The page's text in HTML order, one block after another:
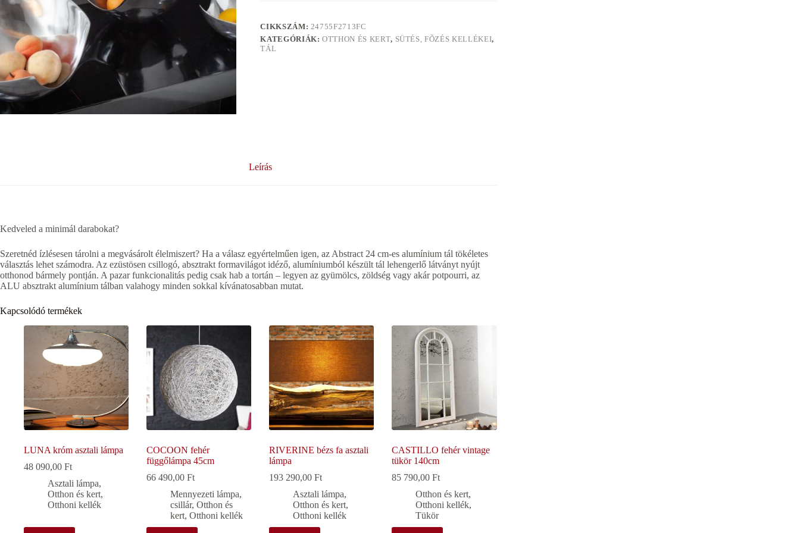
CIKKSZÁM: 24755F2713FC
KATEGÓRIÁK:OTTHON ÉS KERT, SÜTÉS, FÕZÉS KELLÉKEI,
TÁL
Leírás
Kedveled a minimál darabokat?
Szeretnéd ízlésesen tárolni a megvásárolt élelmiszert? Ha a válasz egyértelműen igen, az Abstract 24 cm-es alumínium tál tökéletes
választás lehet számodra. Az ezüstösen csillogó, absztrakt formavilágot idéző, alumíniumból készült tál lehengerlő látványt nyújt
otthonod bármely pontján. A pazar funkcionalitás pedig csak hab a tortán – legyen az gyümölcs, zöldség vagy akár potpourri, az
ALU absztrakt alumínium tálban valahogy minden sokkal kívánatosabban mutat.
Kapcsolódó termékek
LUNA króm asztali lámpa
48 090,00 Ft
Asztali lámpa,
Otthon és kert,
Otthoni kellék
COCOON fehér
függőlámpa 45cm
66 490,00Ft
Mennyezeti lámpa,
csillár,Otthon és
kert,Otthoni kellék
RIVERINE bézs fa asztali
lámpa
193 290,00Ft
Asztali lámpa,
Otthon és kert,
Otthoni kellék
CASTILLO fehér vintage
tükör 140cm
85 790,00Ft
Otthon és kert,
Otthoni kellék,
Tükör